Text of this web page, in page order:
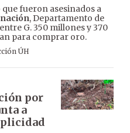
fueron asesinados a
, Departamento de
G. 350 millones y 370
para comprar oro.
ÚH
por
a